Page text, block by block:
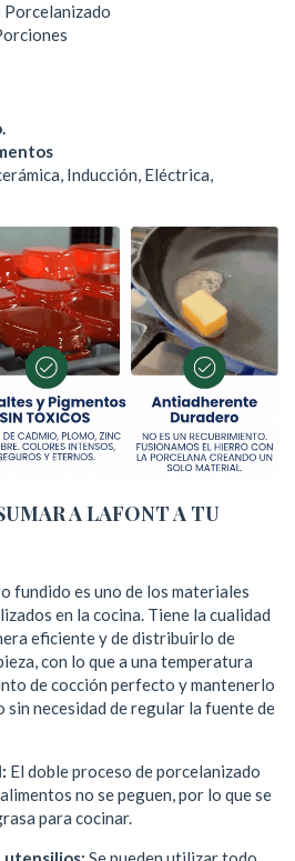
Inducción, Eléctrica,
A LAFONT A TU
fundido es uno de los materiales
en la cocina. Tiene la cualidad
eficiente y de distribuirlo de
con lo que a una temperatura
de cocción perfecto y mantenerlo
necesidad de regular la fuente de
El doble proceso de porcelanizado
no se peguen, por lo que se
para cocinar.